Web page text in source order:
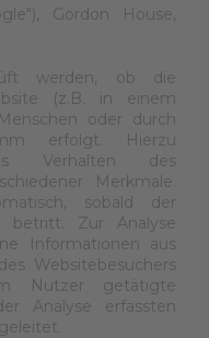
Gordon House,
werden, ob die
(z.B. in einem
oder durch
erfolgt. Hierzu
Verhalten des
Merkmale.
sobald der
betritt. Zur Analyse
Informationen aus
Websitebesuchers
Nutzer getätigte
Analyse erfassten